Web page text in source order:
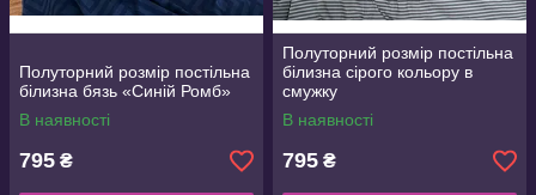
Полуторний розмір постільна
білизна бязь «Синій Ромб»
В наявності
795 ₴
Полуторний розмір постільна
білизна сірого кольору в
смужку
В наявності
795 ₴